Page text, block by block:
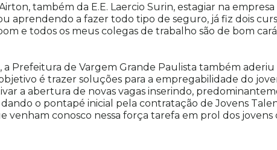
também da E.E. Laercio Surin, estagiar na
aprendendo a fazer todo tipo de seguro, já fiz dois
e todos os meus colegas de trabalho são de bom
a Prefeitura de Vargem Grande Paulista também
é trazer soluções para a empregabilidade do
a abertura de novas vagas inserindo,
o pontapé inicial pela contratação de Jovens
venham conosco nessa força tarefa em prol dos